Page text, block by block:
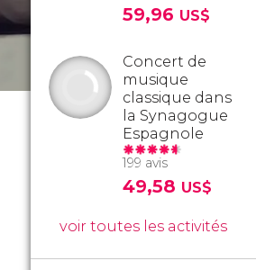
59,96 US$
Concert de
musique
classique dans
la Synagogue
Espagnole
199 avis
49,58 US$
voir toutes les activités